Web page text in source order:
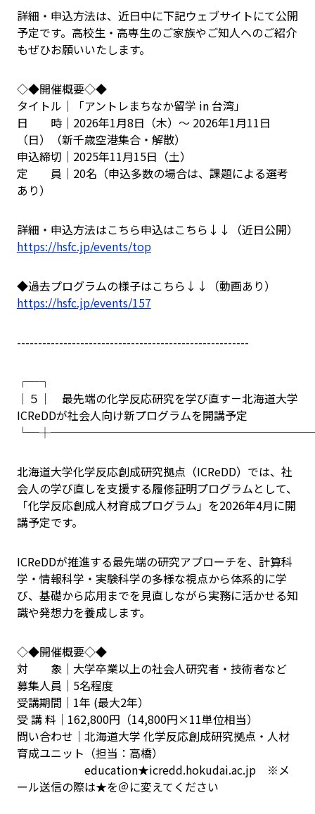
詳細・申込方法は、近日中に下記ウェブサイトにて公開
予定です。高校生・高専生のご家族やご知人へのご紹介
もぜひお願いいたします。
◇◆開催概要◇◆
タイトル｜「アントレまちなか留学 in 台湾」
日 時｜2026年1月8日（木）～ 2026年1月11日
（日）（新千歳空港集合・解散）
申込締切｜2025年11月15日（土）
定 員｜20名（申込多数の場合は、課題による選考
あり）
詳細・申込方法はこちら申込はこちら↓↓（近日公開）
https://hsfc.jp/events/top
◆過去プログラムの様子はこちら↓↓（動画あり）
https://hsfc.jp/events/157
-------------------------------------------------------
┌─┐
│５│ 最先端の化学反応研究を学び直す－北海道大学
ICReDDが社会人向け新プログラムを開講予定
北海道大学化学反応創成研究拠点（ICReDD）では、社
会人の学び直しを支援する履修証明プログラムとして、
「化学反応創成人材育成プログラム」を2026年4月に開
講予定です。
ICReDDが推進する最先端の研究アプローチを、計算科
学・情報科学・実験科学の多様な視点から体系的に学
び、基礎から応用までを見直しながら実務に活かせる知
識や発想力を養成します。
◇◆開催概要◇◆
対 象｜大学卒業以上の社会人研究者・技術者など
募集人員｜5名程度
受講期間｜1年 (最大2年）
受 講 料｜162,800円（14,800円×11単位相当）
問い合わせ｜北海道大学 化学反応創成研究拠点・人材
育成ユニット（担当：高橋）
education★icredd.hokudai.ac.jp ※メ
ール送信の際は★を＠に変えてください